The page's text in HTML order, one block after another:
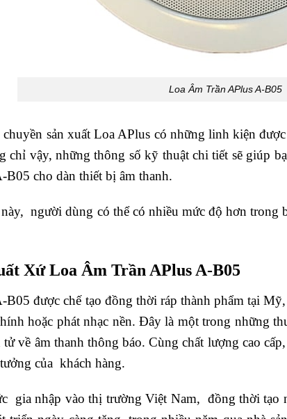
Loa Âm Trần APlus A-B05
sản xuất Loa APlus có những linh kiện
chỉ vậy, những thông số kỹ thuật chi tiết sẽ giúp
cho dàn thiết bị âm thanh.
người dùng có thể có nhiều mức độ hơn
Xứ Loa Âm Trần APlus A-B05
B05 được chế tạo đồng thời ráp thành phẩm tại
hoặc phát nhạc nền. Đây là một trong những
về âm thanh thông báo. Cùng chất lượng cao
của khách hàng.
gia nhập vào thị trường Việt Nam, đồng thời